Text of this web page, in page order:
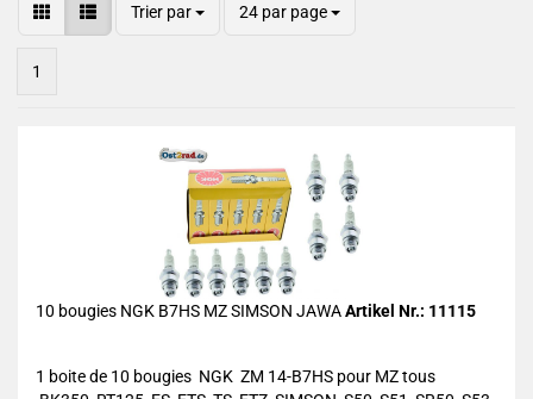
Trier par 24 par page
1
10 bougies NGK B7HS MZ SIMSON JAWAArtikel Nr.: 11115
1 boite de 10 bougies NGK ZM 14-B7HS pour MZ tous